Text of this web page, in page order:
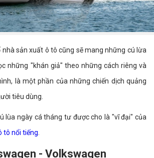
sản xuất ô tô cũng sẽ mang những cú lừa
những "khán giả" theo những cách riêng và
là một phần của những chiến dịch quảng
tiêu dùng.
lùa ngày cá tháng tư được cho là "vĩ đại" của
tô nổi tiếng
- Volkswagen